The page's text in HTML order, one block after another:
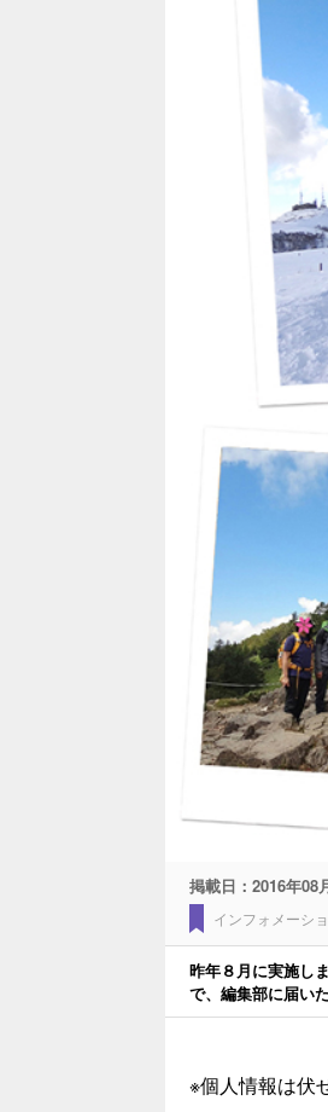
掲載日： 2016年08
インフォメーシ
昨年８月に実施し
で、編集部に届い
※個人情報は伏